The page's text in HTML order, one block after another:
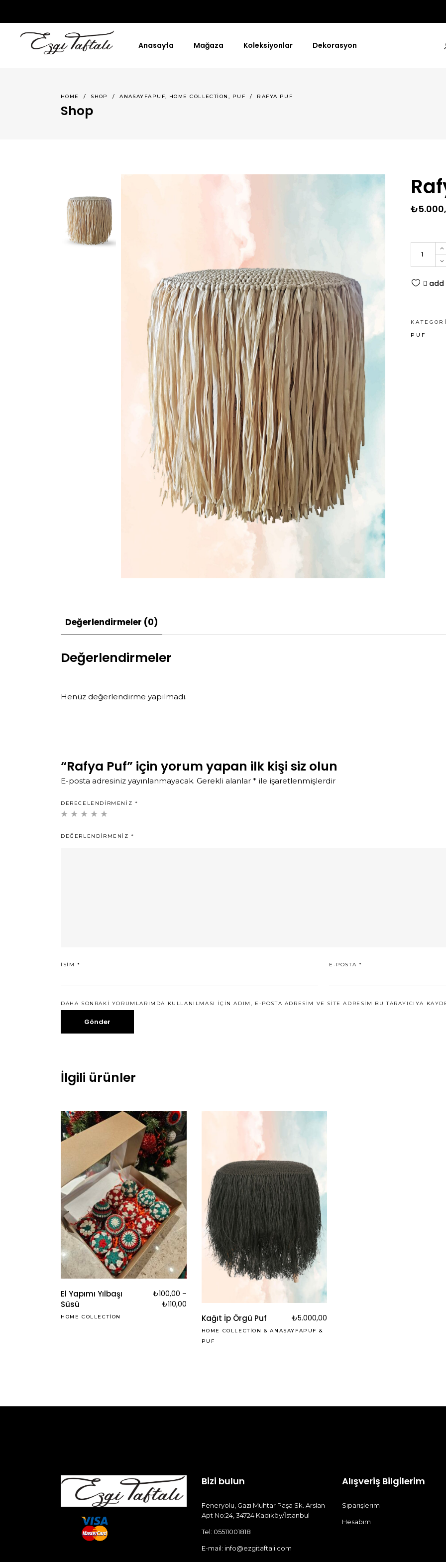
Anasayfa Mağaza Koleksiyonlar Dekorasyon
HOME / SHOP /ANASAYFAPUF, HOME COLLECTION , PUF / RAFYA PUF
Shop
₺
add
PUF
Değerlendirmeler (0)
Değerlendirmeler
Henüz değerlendirme yapılmadı.
“Rafya Puf” için yorum yapan ilk kişi siz olun
E-posta adresiniz yayınlanmayacak. Gerekli alanlar * ile işaretlenmişlerdir
DERECELENDIRMENIZ *
DEĞERLENDIRMENIZ*
İSIM * E-POSTA *
DAHA SONRAKI YORUMLARIMDA KULLANILMASI IÇIN ADIM, E-POSTA ADRESIM VE SITE ADRESIM BU TARAYICIYA
İlgili ürünler
Bu
ürünün
fazla
varyasyonu
var.
El Yapımı Yılbaşı
Süsü
₺100,00 –
₺110,00
HOME COLLECTION Kağıt İp Örgü Puf ₺5.000,00
HOME COLLECTION &ANASAYFAPUF &
PUF
Bizi bulun
Feneryolu, Gazi Muhtar Paşa Sk. Arslan
Apt No:24, 34724 Kadıköy/İstanbul
Tel: 05511001818
E-mail: info@ezgitaftali.com
Alışveriş Bilgilerim
Siparişlerim
Hesabım